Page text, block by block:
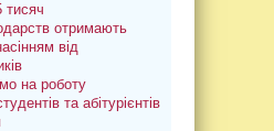
тисяч
отримають
від
на роботу
та абітурієнтів